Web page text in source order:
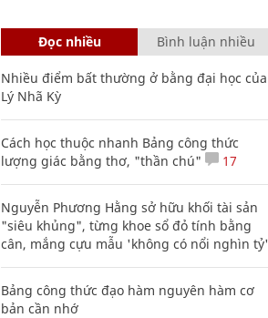
Đọc nhiều Bình luận nhiều
Nhiều điểm bất thường ở bằng đại học của
Lý Nhã Kỳ
Cách học thuộc nhanh Bảng công thức
lượng giác bằng thơ, "thần chú"
17
Nguyễn Phương Hằng sở hữu khối tài sản
"siêu khủng", từng khoe sổ đỏ tính bằng
cân, mắng cựu mẫu 'không có nổi nghìn tỷ'
Bảng công thức đạo hàm nguyên hàm cơ
bản cần nhớ